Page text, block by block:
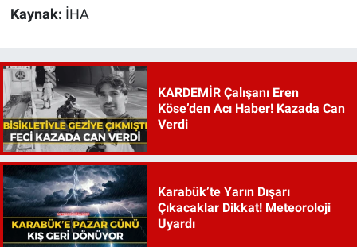
Kaynak: İHA
KARDEMİR Çalışanı Eren
Köse’den Acı Haber! Kazada Can
Verdi
Karabük’te Yarın Dışarı
Çıkacaklar Dikkat! Meteoroloji
Uyardı